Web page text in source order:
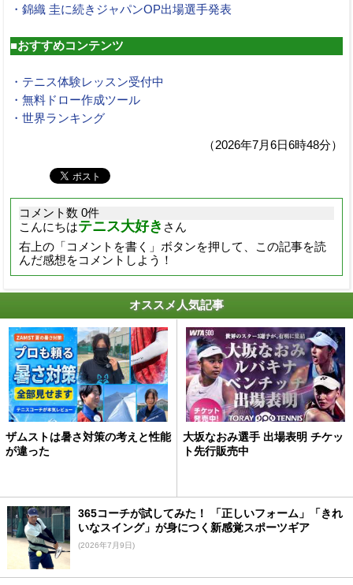
・錦織 圭に続きジャパンOP出場選手発表
■おすすめコンテンツ
・テニス体験レッスン受付中
・無料ドロー作成ツール
・世界ランキング
（2026年7月6日6時48分）
コメント数 0件
こんにちはテニス大好き さん
右上の「コメントを書く」ボタンを押して、この記事を読
んだ感想をコメントしよう！
オススメ人気記事
ザムストは暑さ対策の考えと性能
が違った
大坂なおみ選手 出場表明 チケッ
ト先行販売中
365コーチが試してみた！ 「正しいフォーム」「きれ
いなスイング」が身につく新感覚スポーツギア
(2026年7月9日)